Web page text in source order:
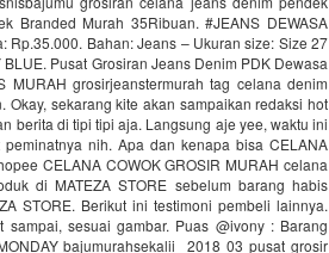
Branded Murah 35Ribuan. #JEANS DEWASA
Rp.35.000. Bahan: Jeans – Ukuran size: Size 27
Pusat Grosiran Jeans Denim PDK Dewasa
MURAH grosirjeanstermurah tag celana denim
sekarang kite akan sampaikan redaksi hot
berita di tipi tipi aja. Langsung aje yee, waktu ini
nih. Apa dan kenapa bisa CELANA
CELANA COWOK GROSIR MURAH celana
di MATEZA STORE sebelum barang habis
STORE. Berikut ini testimoni pembeli lainnya.
sesuai gambar. Puas @ivony : Barang
bajumurahsekalii 2018 03 pusat grosir